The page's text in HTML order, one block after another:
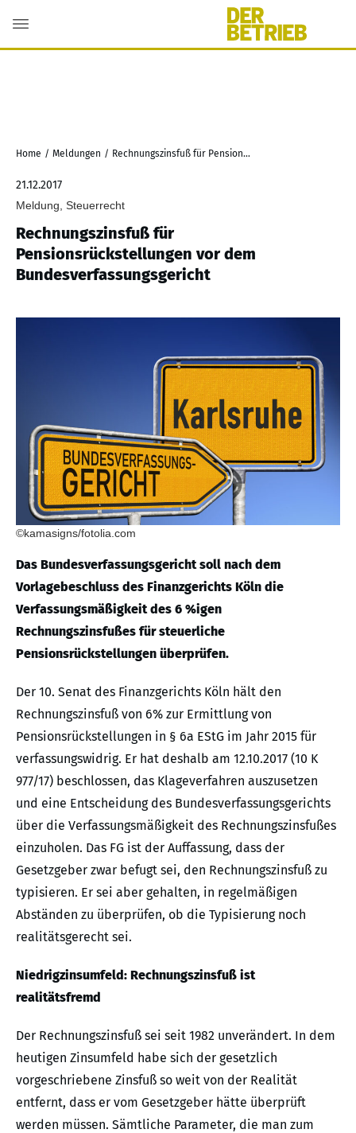
Home / Meldungen / Rechnungszinsfuß für Pensionsrückstellungen vor dem Bundesverfassungsgericht
21.12.2017
Meldung, Steuerrecht
Rechnungszinsfuß für
Pensionsrückstellungen vor dem
Bundesverfassungsgericht
©kamasigns/fotolia.com
Das Bundesverfassungsgericht soll nach dem
Vorlagebeschluss des Finanzgerichts Köln die
Verfassungsmäßigkeit des 6 %igen
Rechnungszinsfußes für steuerliche
Pensionsrückstellungen überprüfen.
Der 10. Senat des Finanzgerichts Köln hält den
Rechnungszinsfuß von 6% zur Ermittlung von
Pensionsrückstellungen in § 6a EStG im Jahr 2015 für
verfassungswidrig. Er hat deshalb am 12.10.2017 (10 K
977/17) beschlossen, das Klageverfahren auszusetzen
und eine Entscheidung des Bundesverfassungsgerichts
über die Verfassungsmäßigkeit des Rechnungszinsfußes
einzuholen. Das FG ist der Auffassung, dass der
Gesetzgeber zwar befugt sei, den Rechnungszinsfuß zu
typisieren. Er sei aber gehalten, in regelmäßigen
Abständen zu überprüfen, ob die Typisierung noch
realitätsgerecht sei.
Niedrigzinsumfeld: Rechnungszinsfuß ist
realitätsfremd
Der Rechnungszinsfuß sei seit 1982 unverändert. In dem
heutigen Zinsumfeld habe sich der gesetzlich
vorgeschriebene Zinsfuß so weit von der Realität
entfernt, dass er vom Gesetzgeber hätte überprüft
werden müssen. Sämtliche Parameter, die man zum